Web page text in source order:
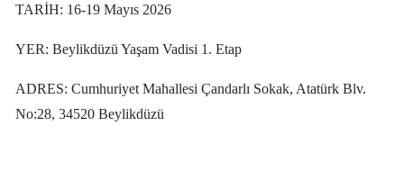
TARİH: 16-19 Mayıs 2026
YER: Beylikdüzü Yaşam Vadisi 1. Etap
ADRES: Cumhuriyet Mahallesi Çandarlı Sokak, Atatürk Blv.
No:28, 34520 Beylikdüzü